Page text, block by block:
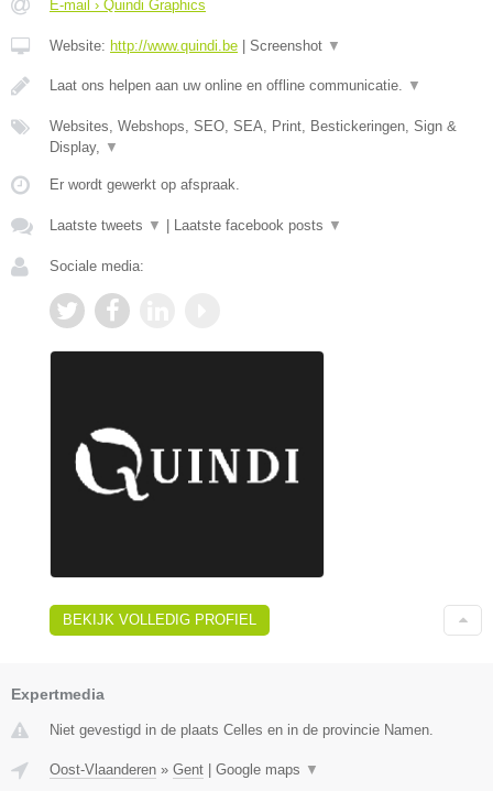
E-mail › Quindi Graphics
Website: http://www.quindi.be Screenshot ▼
Laat ons helpen aan uw online en offline communicatie. ▼
Websites, Webshops, SEO, SEA, Print, Bestickeringen, Sign &
Display, ▼
Er wordt gewerkt op afspraak.
Laatste tweets ▼ Laatste facebook posts ▼
Sociale media:
BEKIJK VOLLEDIG PROFIEL
Expertmedia
Niet gevestigd in de plaats Celles en in de provincie Namen.
Oost-Vlaanderen » Gent Google maps ▼